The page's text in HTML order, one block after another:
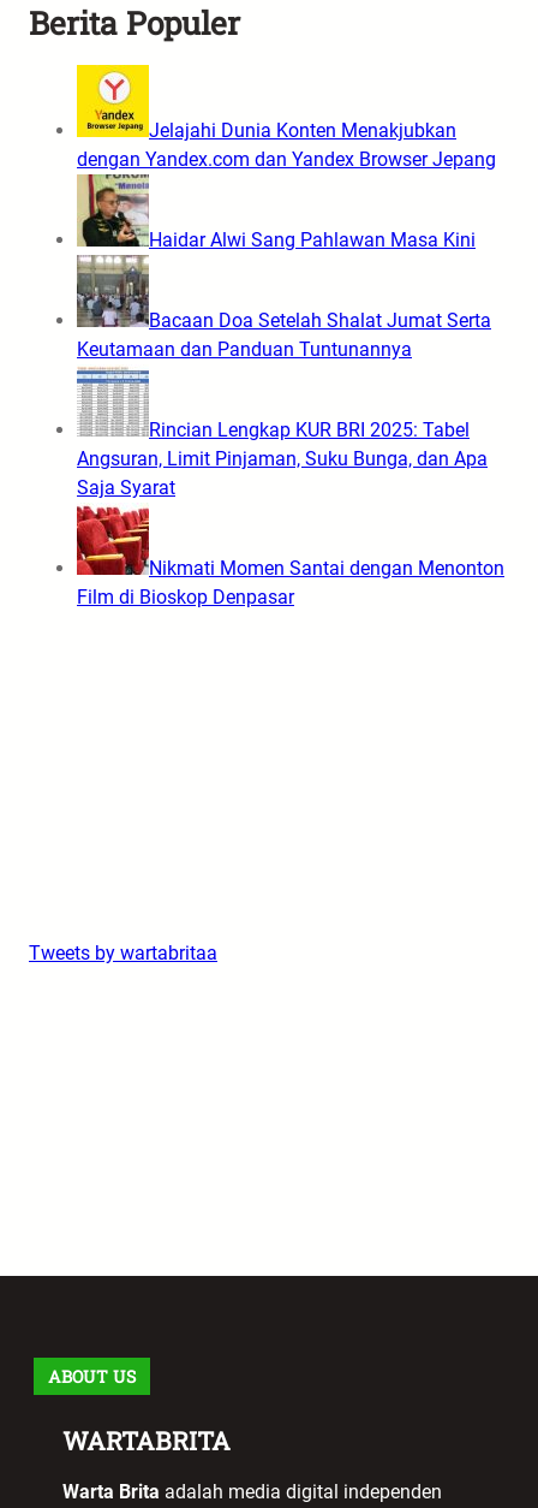
Berita Populer
Jelajahi Dunia Konten Menakjubkan
dengan Yandex.com dan Yandex Browser Jepang
Haidar Alwi Sang Pahlawan Masa Kini
Bacaan Doa Setelah Shalat Jumat Serta
Keutamaan dan Panduan Tuntunannya
Rincian Lengkap KUR BRI 2025: Tabel
Angsuran, Limit Pinjaman, Suku Bunga, dan Apa
Saja Syarat
Nikmati Momen Santai dengan Menonton
Film di Bioskop Denpasar
Tweets by wartabritaa
ABOUT US
WARTABRITA
Warta Brita adalah media digital independen